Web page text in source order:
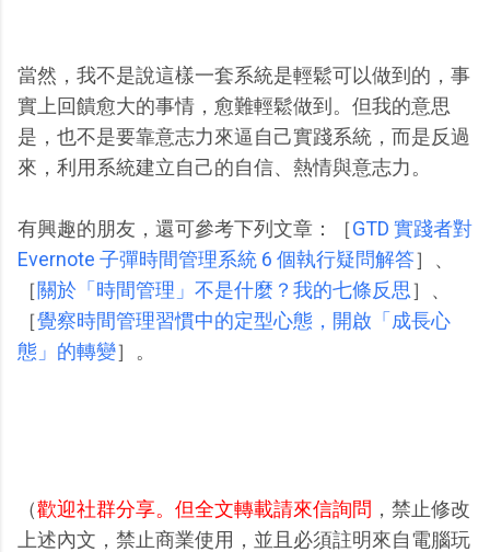
當然，我不是說這樣一套系統是輕鬆可以做到的，事
實上回饋愈大的事情，愈難輕鬆做到。但我的意思
是，也不是要靠意志力來逼自己實踐系統，而是反過
來，利用系統建立自己的自信、熱情與意志力。
有興趣的朋友，還可參考下列文章：［GTD 實踐者對
Evernote 子彈時間管理系統 6 個執行疑問解答］、
［關於「時間管理」不是什麼？我的七條反思］、
［覺察時間管理習慣中的定型心態，開啟「成長心
態」的轉變］。
（歡迎社群分享。但全文轉載請來信詢問 ，禁止修改
上述內文，禁止商業使用，並且必須註明來自電腦玩